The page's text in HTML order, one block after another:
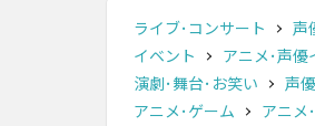
ライブ･コンサート
声
イベント
アニメ･声優
演劇･舞台･お笑い
声
アニメ･ゲーム
アニメ